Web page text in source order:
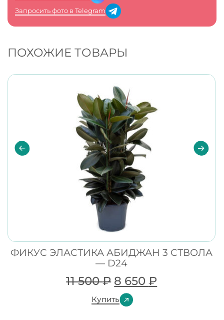
Запросить фото в Telegram
ПОХОЖИЕ ТОВАРЫ
ФИКУС ЭЛАСТИКА АБИДЖАН 3 СТВОЛА
— D24
11 500₽ 8 650₽
Купить